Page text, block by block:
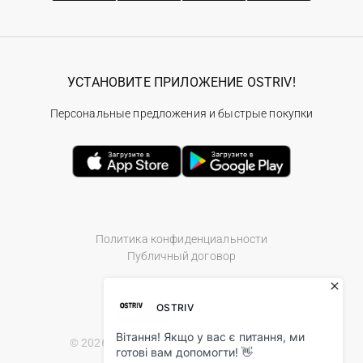
Политика конфиденциальности
Публичный договор
© 2026 Ostriv.ua Store. All Rights Reserved.
УСТАНОВИТЕ ПРИЛОЖЕНИЕ OSTRIV!
Персональные предложения и быстрые покупки